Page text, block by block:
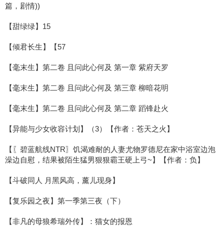
篇，剧情))
【甜绿绿】15
【倾君长生】【57
【毫末生】第二卷 且问此心何及 第一章 紫府天罗
【毫末生】第二卷 且问此心何及 第三章 柳暗花明
【毫末生】第二卷 且问此心何及 第二章 蹈锋赴火
【异能与少女收容计划】（3）【作者：苍天之火】
【〖碧蓝航线NTR〗饥渴难耐的人妻尤物罗德尼在家中浴室边泡
澡边自慰，结果被陌生猛男狠狠霸王硬上弓~】【作者：负】
【斗破同人 月黑风高，薰儿现身】
【复乐园之夜】第一季第三夜（下）
【非凡的母狼希瑞外传】：猫女的报恩